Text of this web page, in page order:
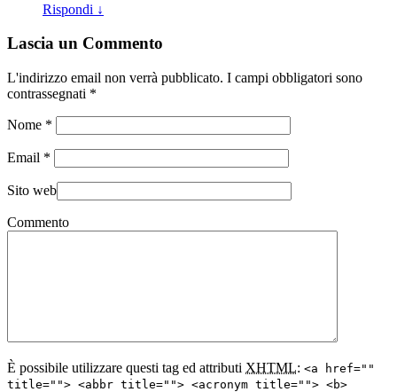
Rispondi ↓
Lascia un Commento
L'indirizzo email non verrà pubblicato. I campi obbligatori sono
contrassegnati *
Nome *
Email *
Sito web
Commento
È possibile utilizzare questi tag ed attributi XHTML: <a href=""
title=""> <abbr title=""> <acronym title=""> <b>